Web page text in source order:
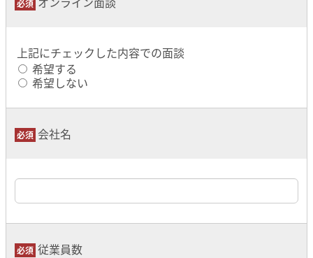
上記にチェックした内容での面談
希望する
希望しない
会社名
従業員数